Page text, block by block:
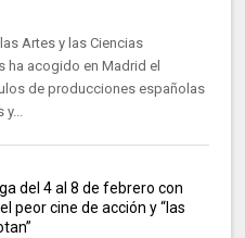
Artes y las Ciencias
ha acogido en Madrid el
de producciones españolas
y...
del 4 al 8 de febrero con
peor cine de acción y “las